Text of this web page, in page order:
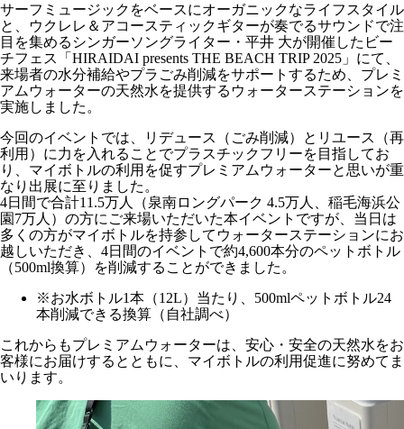
サーフミュージックをベースにオーガニックなライフスタイル
と、ウクレレ＆アコースティックギターが奏でるサウンドで注
目を集めるシンガーソングライター・平井 大が開催したビー
チフェス「HIRAIDAI presents THE BEACH TRIP 2025」にて、
来場者の水分補給やプラごみ削減をサポートするため、プレミ
アムウォーターの天然水を提供するウォーターステーションを
実施しました。
今回のイベントでは、リデュース（ごみ削減）とリユース（再
利用）に力を入れることでプラスチックフリーを目指してお
り、マイボトルの利用を促すプレミアムウォーターと思いが重
なり出展に至りました。
4日間で合計11.5万人（泉南ロングパーク 4.5万人、稲毛海浜公
園7万人）の方にご来場いただいた本イベントですが、当日は
多くの方がマイボトルを持参してウォーターステーションにお
越しいただき、4日間のイベントで約4,600本分のペットボトル
（500ml換算）を削減することができました。
※お水ボトル1本（12L）当たり、500mlペットボトル24
本削減できる換算（自社調べ）
これからもプレミアムウォーターは、安心・安全の天然水をお
客様にお届けするとともに、マイボトルの利用促進に努めてま
いります。